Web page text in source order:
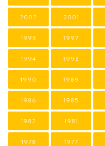
2002 2001
1998 1997
1994 1993
1990 1989
1986 1985
1982 1981
1978 1977